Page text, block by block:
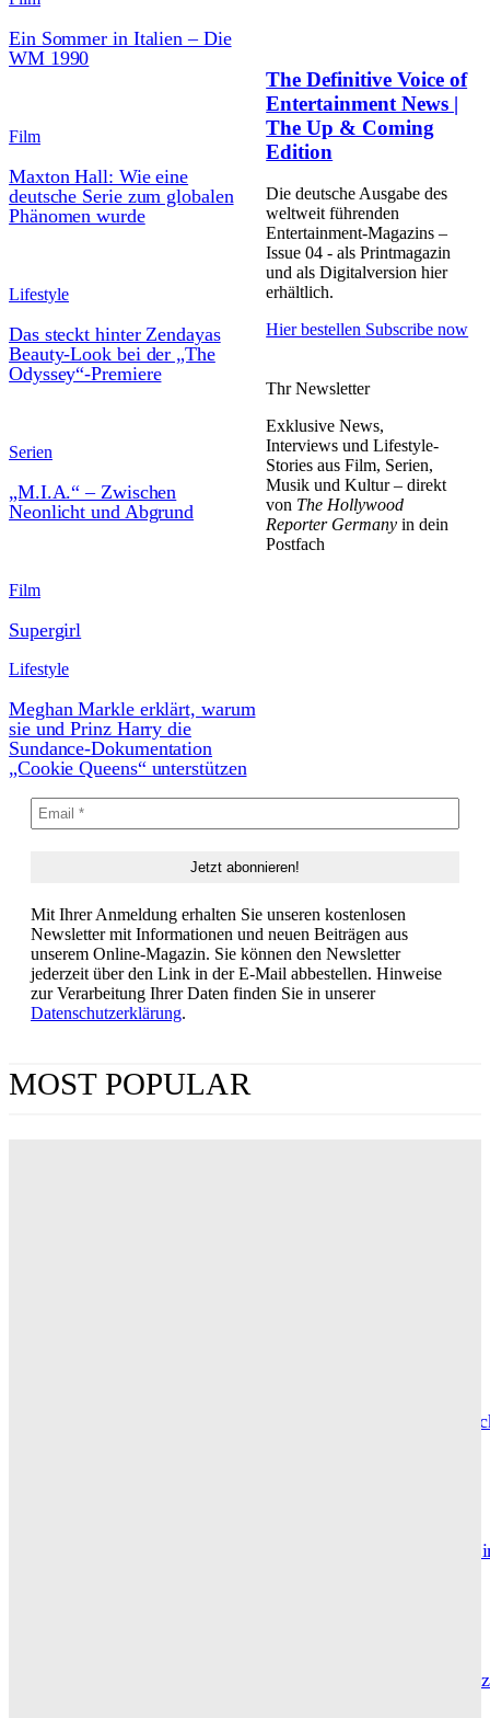
Ein Sommer in Italien – Die
WM 1990
Film
Maxton Hall: Wie eine
deutsche Serie zum globalen
Phänomen wurde
Lifestyle
Das steckt hinter Zendayas
Beauty-Look bei der „The
Odyssey“-Premiere
Serien
„M.I.A.“ – Zwischen
Neonlicht und Abgrund
Film
Supergirl
Lifestyle
Meghan Markle erklärt, warum
sie und Prinz Harry die
Sundance-Dokumentation
„Cookie Queens“ unterstützen
The Definitive Voice of
Entertainment News |
The Up & Coming
Edition
Die deutsche Ausgabe des
weltweit führenden
Entertainment-Magazins –
Issue 04 - als Printmagazin
und als Digitalversion hier
erhältlich.
Hier bestellen Subscribe now
Thr Newsletter
Exklusive News,
Interviews und Lifestyle-
Stories aus Film, Serien,
Musik und Kultur – direkt
von The Hollywood
Reporter Germany in dein
Postfach
Mit Ihrer Anmeldung erhalten Sie unseren kostenlosen
Newsletter mit Informationen und neuen Beiträgen aus
unserem Online-Magazin. Sie können den Newsletter
jederzeit über den Link in der E-Mail abbestellen. Hinweise
zur Verarbeitung Ihrer Daten finden Sie in unserer
Datenschutzerklärung.
MOST POPULAR
Hotel de Rome – Berlins elegante Adresse zwischen
Maxton Hall: Erste Bilder aus Staffel 3 – der Serienhit geht
Die Geschichte hinter „Olivia Jones“ – Vom Provinzjungen